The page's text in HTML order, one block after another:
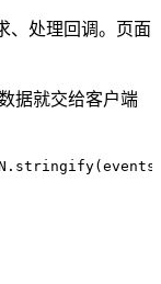
、处理回调。页面
据就交给客户端
. stringify( events